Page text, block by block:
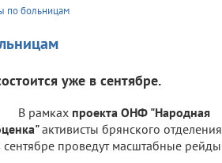
по больницам
уже в сентябре.
В рамках проекта ОНФ "Народная
активисты брянского
сентябре проведут масштабные